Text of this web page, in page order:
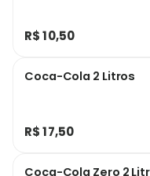
R$ 10,50
Coca-Cola 2 Litros
R$ 17,50
Coca-Cola Zero 2